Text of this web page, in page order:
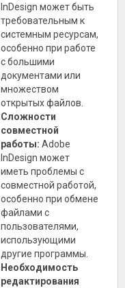
InDesign может быть
требовательным к
системным ресурсам,
особенно при работе
с большими
документами или
множеством
открытых файлов.
Сложности
совместной
работы: Adobe
InDesign может
иметь проблемы с
совместной работой,
особенно при обмене
файлами с
пользователями,
использующими
другие программы.
Необходимость
редактирования